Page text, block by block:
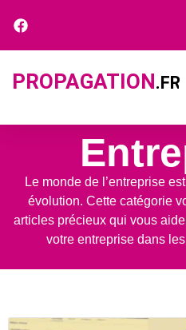
PROPAGATION.FR
Le monde de l’entreprise
évolution. Cette catégorie
articles précieux qui vous
votre entreprise dans